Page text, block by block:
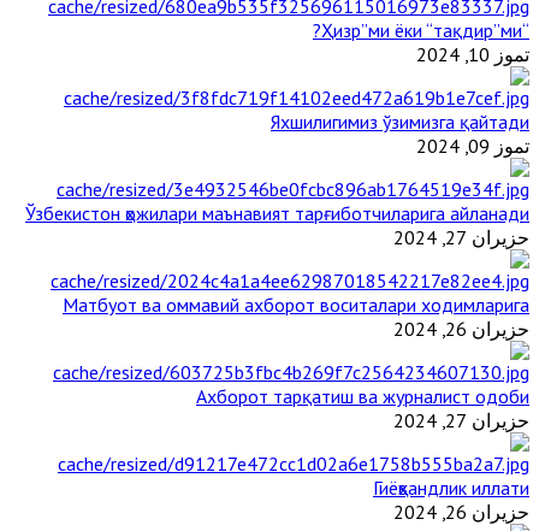
“Ҳизр”ми ёки “тақдир”ми?
تموز 10, 2024
Яхшилигимиз ўзимизга қайтади
تموز 09, 2024
Ўзбекистон ҳожилари маънавият тарғиботчиларига айланади
حزيران 27, 2024
Матбуот ва оммавий ахборот воситалари ходимларига
حزيران 26, 2024
Ахборот тарқатиш ва журналист одоби
حزيران 27, 2024
Гиёҳвандлик иллати
حزيران 26, 2024